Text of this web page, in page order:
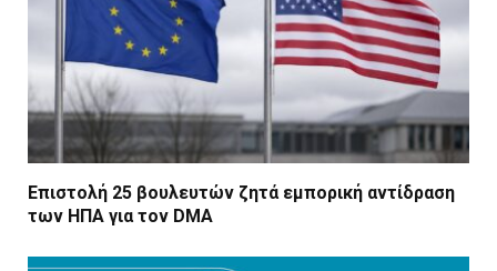
Επιστολή 25 βουλευτών ζητά εμπορική αντίδραση
των ΗΠΑ για τον DMA